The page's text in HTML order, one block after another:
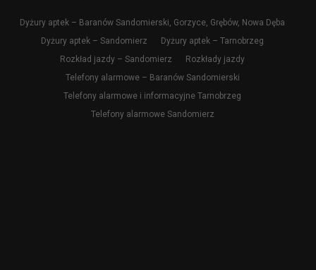
Dyżury aptek – Baranów Sandomierski, Gorzyce, Grębów, Nowa Dęba
Dyżury aptek – Sandomierz
Dyżury aptek – Tarnobrzeg
Rozkład jazdy – Sandomierz
Rozkłady jazdy
Telefony alarmowe – Baranów Sandomierski
Telefony alarmowe i informacyjne Tarnobrzeg
Telefony alarmowe Sandomierz